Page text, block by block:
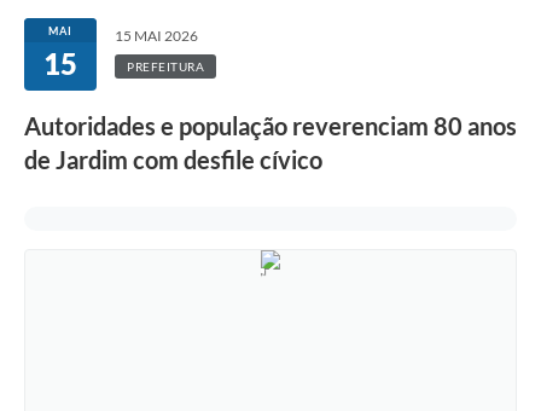
MAI
15
15 MAI 2026
PREFEITURA
Autoridades e população reverenciam 80 anos
de Jardim com desfile cívico